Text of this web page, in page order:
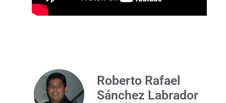
Roberto Rafael
Sánchez Labrador